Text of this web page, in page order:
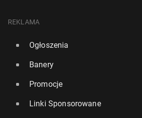
REKLAMA
Ogłoszenia
Banery
Promocje
Linki Sponsorowane